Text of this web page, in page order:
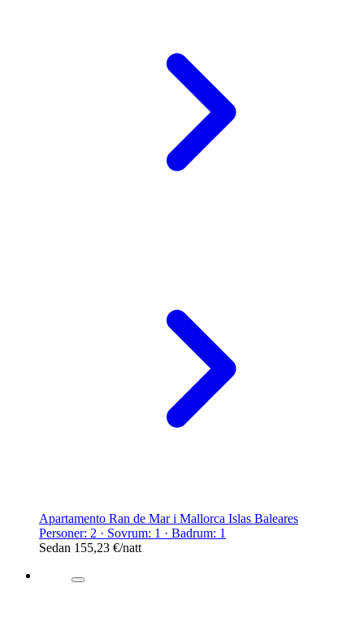
Apartamento Ran de Mar i Mallorca Islas Baleares
Personer: 2 · Sovrum: 1 · Badrum: 1
Sedan 155,23 €/natt